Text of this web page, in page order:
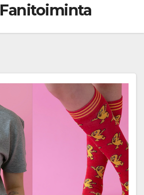
Fanitoiminta